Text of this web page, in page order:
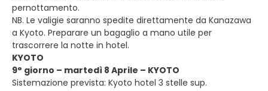
pernottamento.
NB. Le valigie saranno spedite direttamente da Kanazawa
a Kyoto. Preparare un bagaglio a mano utile per
trascorrere la notte in hotel.
KYOTO
9° giorno – martedì 8 Aprile – KYOTO
Sistemazione prevista: Kyoto hotel 3 stelle sup.